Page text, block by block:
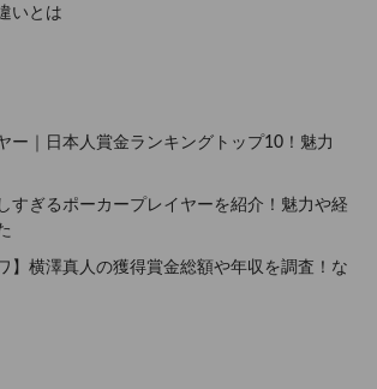
いとは
ー｜日本人賞金ランキングトップ10！魅力
すぎるポーカープレイヤーを紹介！魅力や経
】横澤真人の獲得賞金総額や年収を調査！な